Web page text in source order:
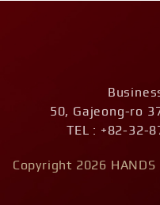
50, Gajeong-ro
TEL : +82-32-
Copyright 2026